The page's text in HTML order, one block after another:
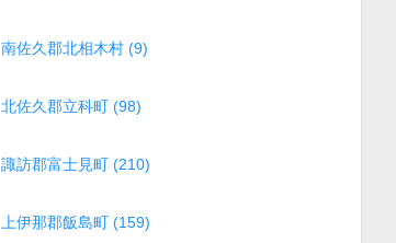
南佐久郡北相木村 (9)
北佐久郡立科町 (98)
諏訪郡富士見町 (210)
上伊那郡飯島町 (159)